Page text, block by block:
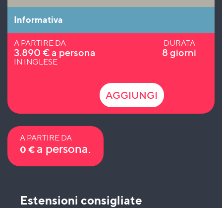
Informativa
A PARTIRE DA
3.890 €a persona
IN INGLESE
DURATA
8 giorni
AGGIUNGI
A PARTIRE DA
0 € a persona.
Estensioni consigliate